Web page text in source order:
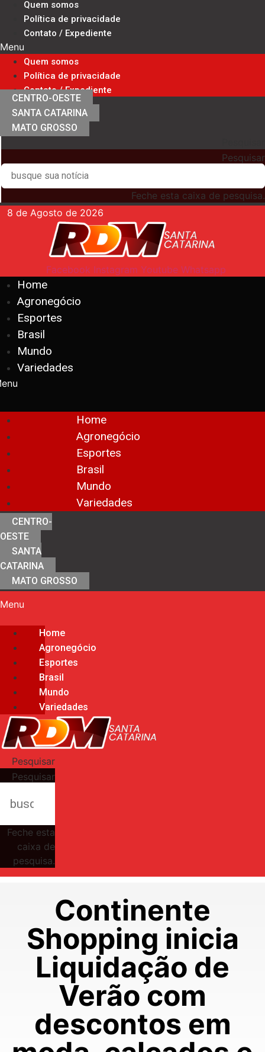
conteúdo
Quem somos
Política de privacidade
Contato / Expediente
Menu
Quem somos
Política de privacidade
Contato / Expediente
CENTRO-OESTE
SANTA CATARINA
MATO GROSSO
Pesquisar
Feche esta caixa de pesquisa.
8 de Agosto de 2026
Facebook Instagram Youtube Whatsapp
Home
Agronegócio
Esportes
Brasil
Mundo
Variedades
Home
Agronegócio
Esportes
Brasil
Mundo
Variedades
CENTRO-
OESTE
SANTA
CATARINA
MATO GROSSO
Menu
Home
Agronegócio
Esportes
Brasil
Mundo
Variedades
Pesquisar
Pesquisar
Feche esta
caixa de
pesquisa.
Continente
Shopping inicia
Liquidação de
Verão com
descontos em